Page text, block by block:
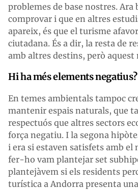
problemes de base nostres. Ara
comprovar i que en altres
apareix, és que el turisme
ciutadana. És a dir, la resta de
amb altres destins, però aquest
Hi ha més elements negatius?
En temes ambientals tampoc
mantenir espais naturals, que
respectuós que altres sectors
força negatiu. I la segona
i era si estaven satisfets amb el
fer-ho vam plantejar set
plantejàvem si els residents
turística a Andorra presenta